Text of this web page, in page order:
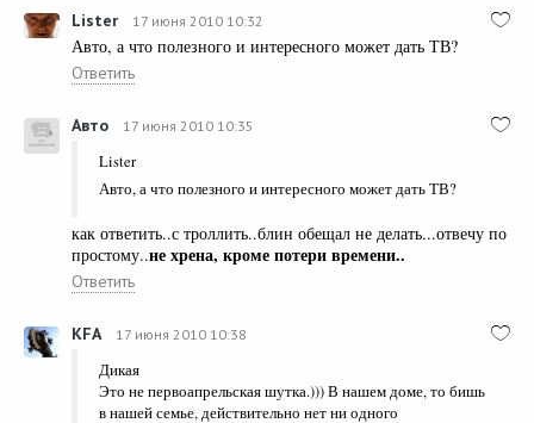
Lister 17 июня 2010 10:32
Авто, а что полезного и интересного может дать ТВ?
Ответить
Авто 17 июня 2010 10:35
Lister
Авто, а что полезного и интересного может дать ТВ?
как ответить..с троллить..блин обещал не делать...отвечу по
простому..не хрена, кроме потери времени..
Ответить
KFA 17 июня 2010 10:38
Дикая
Это не первоапрельская шутка.))) В нашем доме, то бишь
в нашей семье, действительно нет ни одного